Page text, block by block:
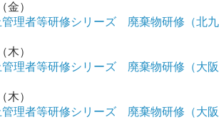
金）
管理者等研修シリーズ 廃棄物研修（北九
木）
管理者等研修シリーズ 廃棄物研修（大阪
木）
管理者等研修シリーズ 廃棄物研修（大阪